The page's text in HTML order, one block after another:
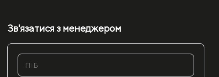
Зв'язатися з менеджером